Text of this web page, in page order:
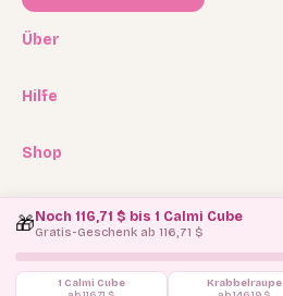
🎁Noch 116,71 $ bis 1 Calmi Cube
Gratis-Geschenk ab 116,71 $
1 Calmi Cube
Krabbelraupe
Über
Experten Program
Blog
Hilfe
Rückgabe
Shop
Ersatzteilservice